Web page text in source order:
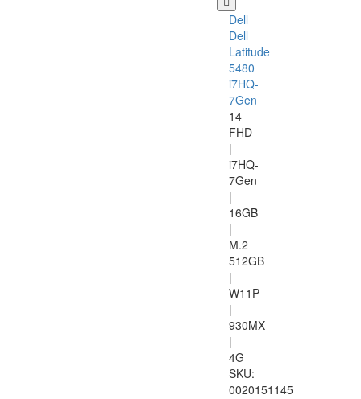
Dell
Dell
Latitude
5480
i7HQ-
7Gen
14
FHD
|
i7HQ-
7Gen
|
16GB
|
M.2
512GB
|
W11P
|
930MX
|
4G
SKU:
0020151145